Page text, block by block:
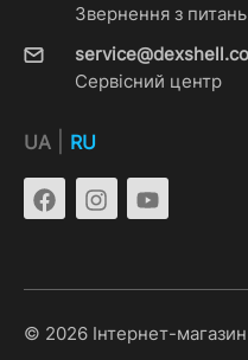
Звернення з
Сервісний центр
UA RU
© 2026 Інтернет-